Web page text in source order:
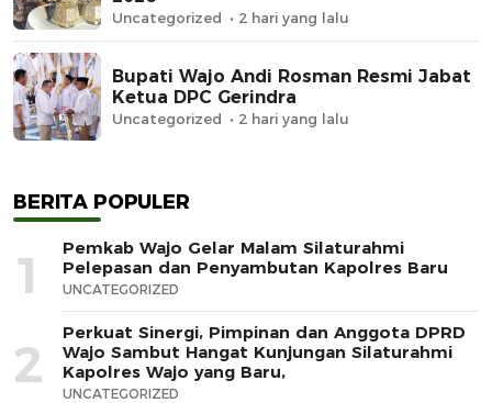
Uncategorized 2 hari yang lalu
Bupati Wajo Andi Rosman Resmi Jabat
Ketua DPC Gerindra
Uncategorized 2 hari yang lalu
BERITA POPULER
1
Pemkab Wajo Gelar Malam Silaturahmi
Pelepasan dan Penyambutan Kapolres Baru
UNCATEGORIZED
2
Perkuat Sinergi, Pimpinan dan Anggota DPRD
Wajo Sambut Hangat Kunjungan Silaturahmi
Kapolres Wajo yang Baru,
UNCATEGORIZED